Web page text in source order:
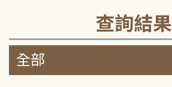
查詢結果